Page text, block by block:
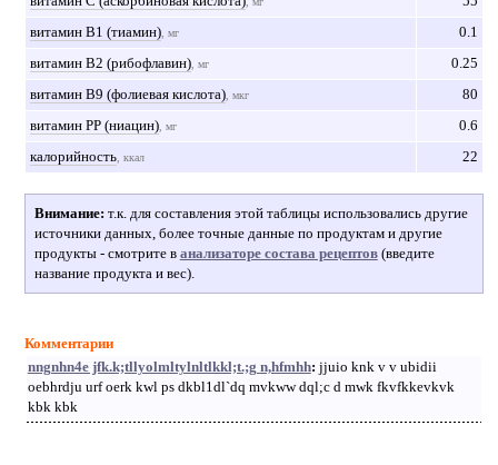
витамин В1 (тиамин), мг
0.1
витамин В2 (рибофлавин), мг
0.25
витамин В9 (фолиевая кислота), мкг
80
витамин РР (ниацин), мг
0.6
калорийность, ккал 22
Внимание: т.к. для составления этой таблицы использовались другие
источники данных, более точные данные по продуктам и другие
продукты - смотрите в анализаторе состава рецептов(введите
название продукта и вес).
Комментарии
nngnhn4e jfk.k;tllyolmltylnltlkkl;t.;g n,hfmhh: jjuio knk v v ubidii
oebhrdju urf oerk kwl ps dkbl1dl`dq mvkww dql;c d mwk fkvfkkevkvk
kbk kbk